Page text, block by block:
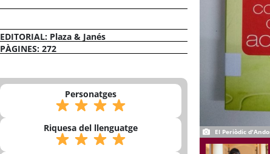
EDITORIAL: Plaza & Janés
PÀGINES: 272
Personatges
Riquesa del llenguatge El Periòdic